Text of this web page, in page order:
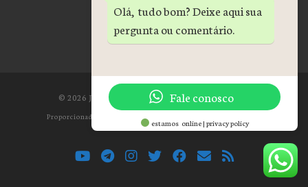
© 2026 Justificação pela Fé – All rights reserved
Proporcionado por – Designed with the
Olá, tudo bom? Deixe aqui sua
pergunta ou comentário.
Fale conosco
estamos online | privacy policy